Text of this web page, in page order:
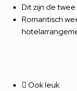
Dit zijn de
Romantisch
Ook leuk